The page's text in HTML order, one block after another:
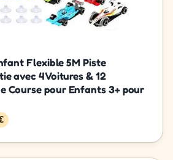
Flexible 5M Piste
avec 4 Voitures & 12
Course pour Enfants 3+ pour